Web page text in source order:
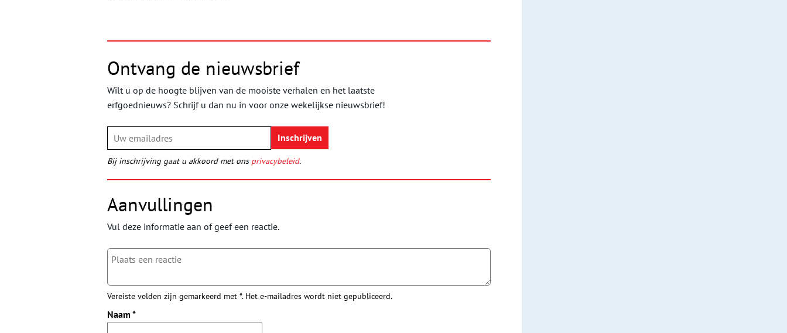
Ontvang de nieuwsbrief
Wilt u op de hoogte blijven van de mooiste verhalen en het laatste
erfgoednieuws? Schrijf u dan nu in voor onze wekelijkse nieuwsbrief!
Bij inschrijving gaat u akkoord met ons privacybeleid.
Aanvullingen
Vul deze informatie aan of geef een reactie.
Vereiste velden zijn gemarkeerd met *. Het e-mailadres wordt niet gepubliceerd.
Naam *